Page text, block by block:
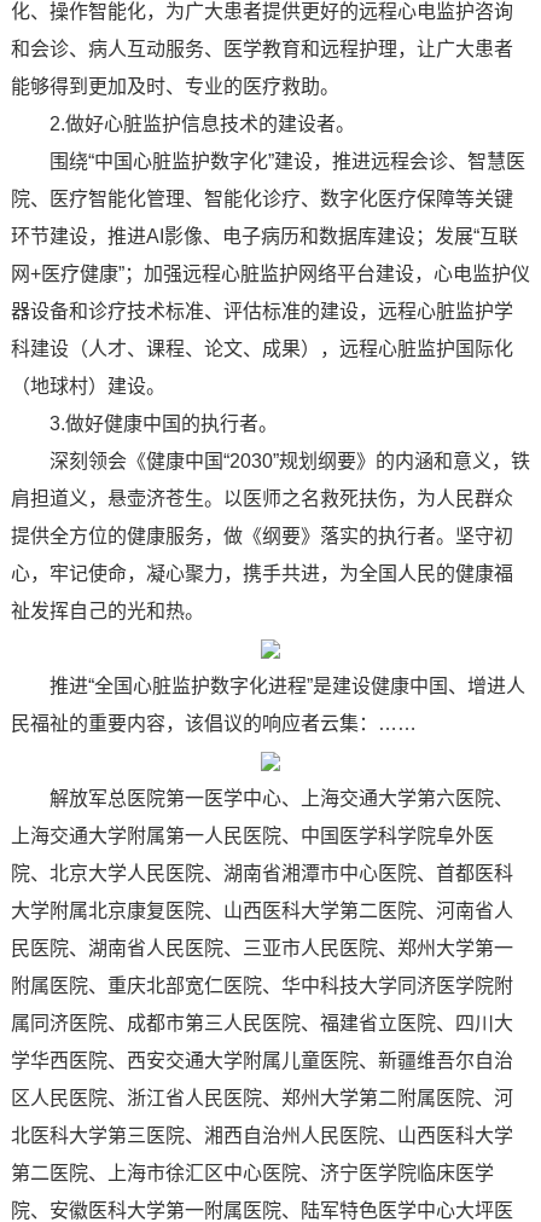
化、操作智能化，为广大患者提供更好的远程心电监护咨询
和会诊、病人互动服务、医学教育和远程护理，让广大患者
能够得到更加及时、专业的医疗救助。
2.做好心脏监护信息技术的建设者。
围绕“中国心脏监护数字化”建设，推进远程会诊、智慧医
院、医疗智能化管理、智能化诊疗、数字化医疗保障等关键
环节建设，推进AI影像、电子病历和数据库建设；发展“互联
网+医疗健康”；加强远程心脏监护网络平台建设，心电监护仪
器设备和诊疗技术标准、评估标准的建设，远程心脏监护学
科建设（人才、课程、论文、成果），远程心脏监护国际化
（地球村）建设。
3.做好健康中国的执行者。
深刻领会《健康中国“2030”规划纲要》的内涵和意义，铁
肩担道义，悬壶济苍生。以医师之名救死扶伤，为人民群众
提供全方位的健康服务，做《纲要》落实的执行者。坚守初
心，牢记使命，凝心聚力，携手共进，为全国人民的健康福
祉发挥自己的光和热。
推进“全国心脏监护数字化进程”是建设健康中国、增进人
民福祉的重要内容，该倡议的响应者云集：……
解放军总医院第一医学中心、上海交通大学第六医院、
上海交通大学附属第一人民医院、中国医学科学院阜外医
院、北京大学人民医院、湖南省湘潭市中心医院、首都医科
大学附属北京康复医院、山西医科大学第二医院、河南省人
民医院、湖南省人民医院、三亚市人民医院、郑州大学第一
附属医院、重庆北部宽仁医院、华中科技大学同济医学院附
属同济医院、成都市第三人民医院、福建省立医院、四川大
学华西医院、西安交通大学附属儿童医院、新疆维吾尔自治
区人民医院、浙江省人民医院、郑州大学第二附属医院、河
北医科大学第三医院、湘西自治州人民医院、山西医科大学
第二医院、上海市徐汇区中心医院、济宁医学院临床医学
院、安徽医科大学第一附属医院、陆军特色医学中心大坪医